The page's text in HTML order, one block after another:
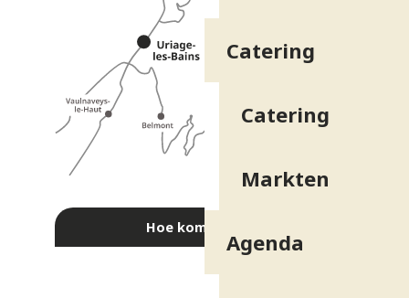
Catering
Catering
Markten
Agenda
Hoe kom ik daar?